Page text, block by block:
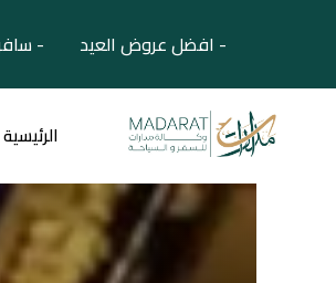
- افضل عروض العيد - سافر
الرئيسية